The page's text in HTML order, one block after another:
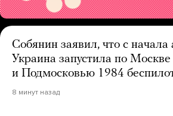
Собянин заявил, что с начала
Украина запустила по Москве
и Подмосковью 1984
8 минут назад